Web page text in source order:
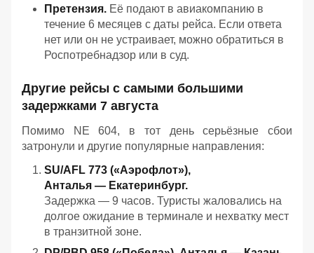
Претензия. Её подают в авиакомпанию в
течение 6 месяцев с даты рейса. Если ответа
нет или он не устраивает, можно обратиться в
Роспотребнадзор или в суд.
Другие рейсы с самыми большими
задержками 7 августа
Помимо NE 604, в тот день серьёзные сбои
затронули и другие популярные направления:
SU/AFL 773 («Аэрофлот»),
Анталья — Екатеринбург.
Задержка — 9 часов. Туристы жаловались на
долгое ожидание в терминале и нехватку мест
в транзитной зоне.